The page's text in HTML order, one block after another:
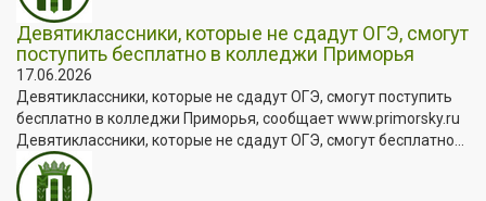
Девятиклассники, которые не сдадут ОГЭ, смогут
поступить бесплатно в колледжи Приморья
17.06.2026
Девятиклассники, которые не сдадут ОГЭ, смогут поступить
бесплатно в колледжи Приморья, сообщает www.primorsky.ru
Девятиклассники, которые не сдадут ОГЭ, смогут бесплатно...